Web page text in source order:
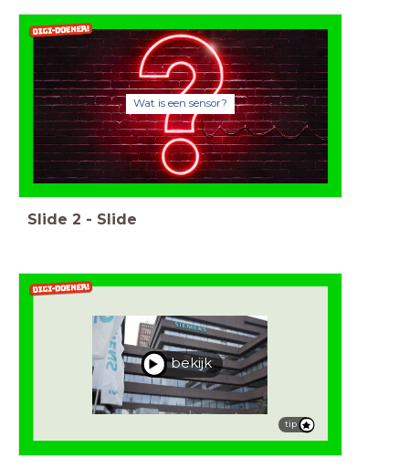
Wat is een sensor?
Slide 2 - Slide
bekijk
tip